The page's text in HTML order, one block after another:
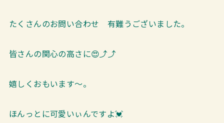
たくさんのお問い合わせ 有難うございました。
皆さんの関心の高さに😍⤴⤴
嬉しくおもいます～。
ほんっとに可愛いぃんですよ💓